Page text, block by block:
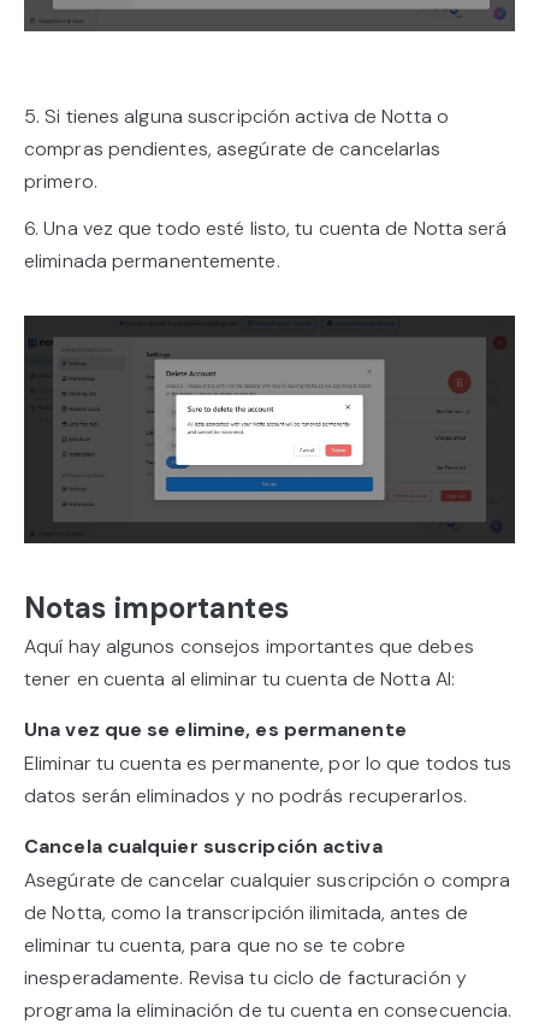
5. Si tienes alguna suscripción activa de Notta o
compras pendientes, asegúrate de cancelarlas
primero.
6. Una vez que todo esté listo, tu cuenta de Notta será
eliminada permanentemente.
Notas importantes
Aquí hay algunos consejos importantes que debes
tener en cuenta al eliminar tu cuenta de Notta AI:
Una vez que se elimine, es permanente
Eliminar tu cuenta es permanente, por lo que todos tus
datos serán eliminados y no podrás recuperarlos.
Cancela cualquier suscripción activa
Asegúrate de cancelar cualquier suscripción o compra
de Notta, como la transcripción ilimitada, antes de
eliminar tu cuenta, para que no se te cobre
inesperadamente. Revisa tu ciclo de facturación y
programa la eliminación de tu cuenta en consecuencia.